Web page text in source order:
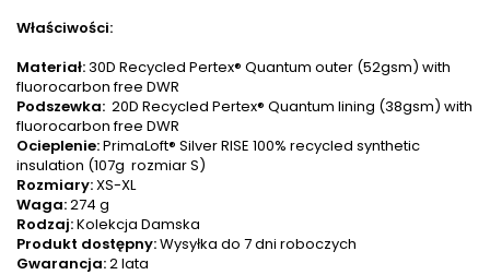
Właściwości:
Materiał:30D Recycled Pertex® Quantum outer (52gsm) with
fluorocarbon free DWR
Podszewka: 20D Recycled Pertex® Quantum lining (38gsm) with
fluorocarbon free DWR
Ocieplenie:PrimaLoft® Silver RISE 100% recycled synthetic
insulation (107g rozmiar S)
Rozmiary:XS-XL
Waga:274 g
Rodzaj:Kolekcja Damska
Produkt dostępny:Wysyłka do 7 dni roboczych
Gwarancja:2 lata